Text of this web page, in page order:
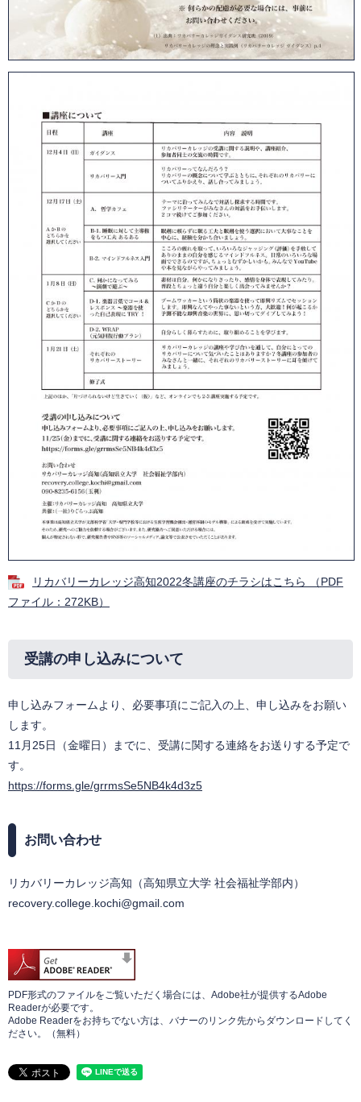
リカバリーカレッジ高知2022冬講座のチラシはこちら （PDF
ファイル：272KB）
受講の申し込みについて
申し込みフォームより、必要事項にご記入の上、申し込みをお願い
します。
11月25日（金曜日）までに、受講に関する連絡をお送りする予定で
す。
https://forms.gle/grrmsSe5NB4k4d3z5
お問い合わせ
リカバリーカレッジ高知（高知県立大学 社会福祉学部内）
recovery.college.kochi@gmail.com
PDF形式のファイルをご覧いただく場合には、Adobe社が提供するAdobe
Readerが必要です。
Adobe Readerをお持ちでない方は、バナーのリンク先からダウンロードしてく
ださい。（無料）